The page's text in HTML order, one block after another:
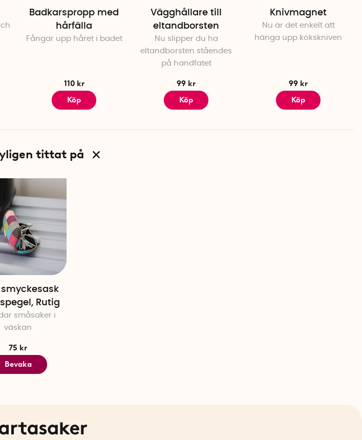
Badkarspropp med
hårfälla
Fångar upp håret i badet
110 kr
Köp
Vägghållare till
eltandborsten
Nu slipper du ha
eltandborsten ståendes
på handfatet
99 kr
Köp
Knivmagnet
Nu är det enkelt att
hänga upp kökskniven
99 kr
Köp
tittat på
Rutig
småsaker i
väskan
75 kr
Bevaka